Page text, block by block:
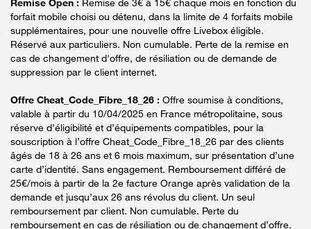
forfait mobile choisi ou détenu, dans la limite de 4 forfaits mobile
supplémentaires, pour une nouvelle offre Livebox éligible.
Réservé aux particuliers. Non cumulable. Perte de la remise en
cas de changement d'offre, de résiliation ou de demande de
suppression par le client internet.
Offre Cheat_Code_Fibre_18_26 : Offre soumise à conditions,
valable à partir du 10/04/2025 en France métropolitaine, sous
réserve d’éligibilité et d’équipements compatibles, pour la
souscription à l’offre Cheat_Code_Fibre_18_26 par des clients
âgés de 18 à 26 ans et 6 mois maximum, sur présentation d’une
carte d’identité. Sans engagement. Remboursement différé de
25€/mois à partir de la 2e facture Orange après validation de la
demande et jusqu’aux 26 ans révolus du client. Un seul
remboursement par client. Non cumulable. Perte du
remboursement en cas de résiliation ou de changement d’offre.